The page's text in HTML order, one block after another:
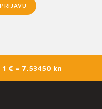
€ = 7,53450 kn